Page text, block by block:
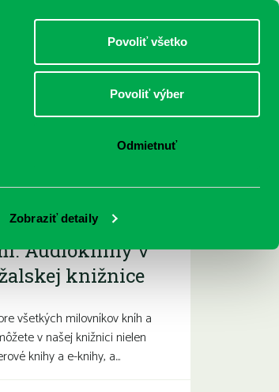
Zobraziť detaily
Povoliť všetko
Povoliť výber
Odmietnuť
DOSPELÍ
Audioknihy v
knižnice
všetkých milovníkov kníh a
v našej knižnici nielen
knihy a e-knihy, a...